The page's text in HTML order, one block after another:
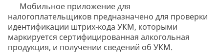
Мобильное приложение для
налогоплательщиков предназначено для проверки
идентификации штрих-кода УКМ, которыми
маркируется сертифицированная алкогольная
продукция, и получении сведений об УКМ.